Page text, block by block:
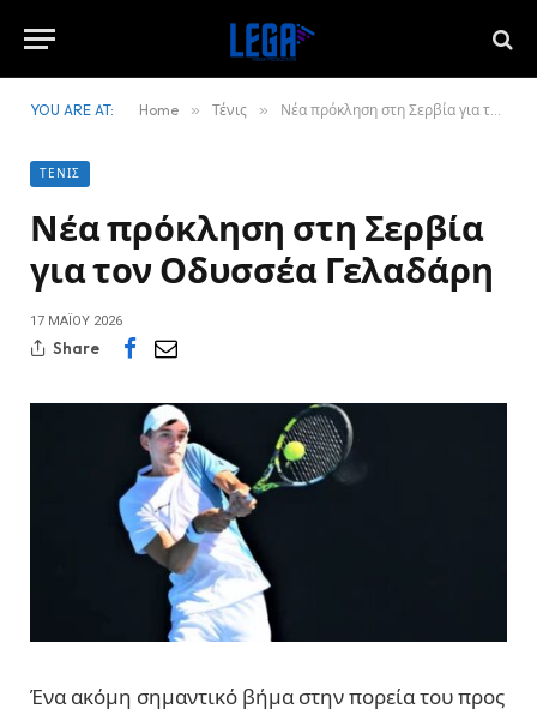
YOU ARE AT: Home » Τένις » Νέα πρόκληση στη Σερβία για τον Οδυσσέα Γελαδάρη
ΤΈΝΙΣ
Νέα πρόκληση στη Σερβία
για τον Οδυσσέα Γελαδάρη
17 ΜΑΪ́ΟΥ 2026
Share
Ένα ακόμη σημαντικό βήμα στην πορεία του προς